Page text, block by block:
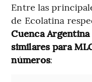
Entre las
de Ecolatina
Cuenca
similares para
números: